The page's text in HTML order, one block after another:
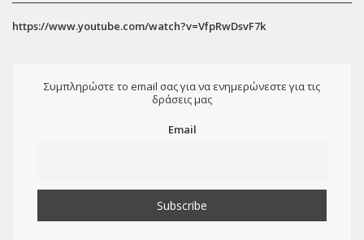
https://www.youtube.com/watch?v=VfpRwDsvF7k
Συμπληρώστε το email σας για να ενημερώνεστε για τις
δράσεις μας
Email